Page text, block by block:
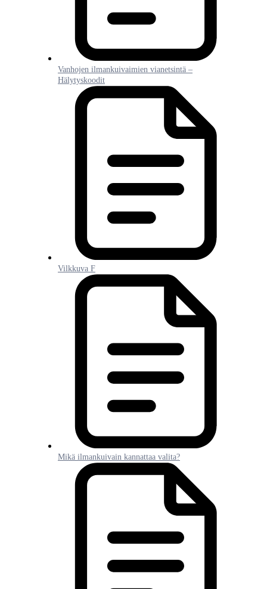
Vanhojen ilmankuivaimien vianetsintä –
Hälytyskoodit
Vilkkuva F
Mikä ilmankuivain kannattaa valita?